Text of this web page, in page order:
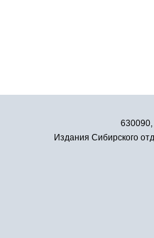
630090,
Издания Сибирского